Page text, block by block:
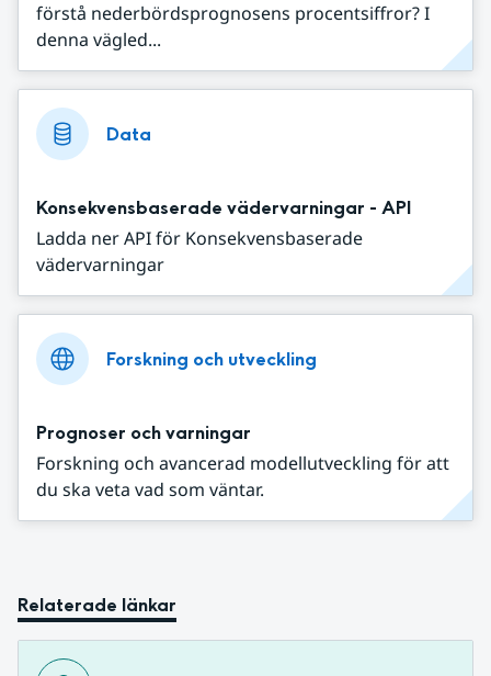
förstå nederbördsprognosens procentsiffror? I
denna vägled...
Data
Konsekvensbaserade vädervarningar - API
Ladda ner API för Konsekvensbaserade
vädervarningar
Forskning och utveckling
Prognoser och varningar
Forskning och avancerad modellutveckling för att
du ska veta vad som väntar.
Relaterade länkar